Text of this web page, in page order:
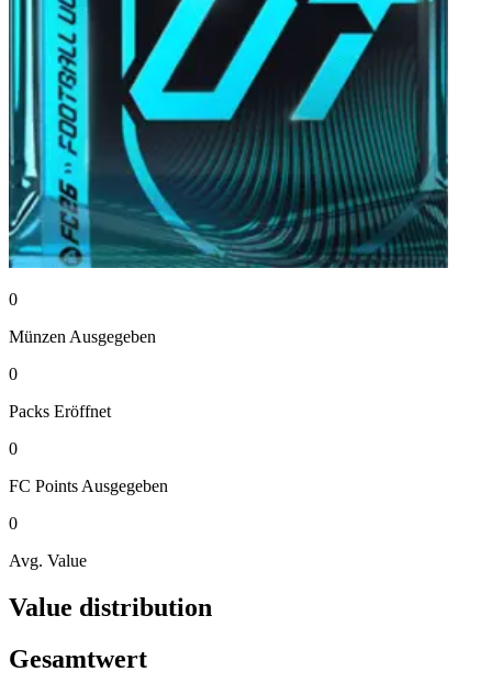
0
Münzen Ausgegeben
0
Packs Eröffnet
0
FC Points Ausgegeben
0
Avg. Value
Value distribution
Gesamtwert